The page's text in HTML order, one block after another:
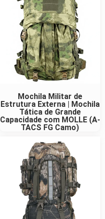
Mochila Militar de
Estrutura Externa | Mochila
Tática de Grande
Capacidade com MOLLE (A-
TACS FG Camo)